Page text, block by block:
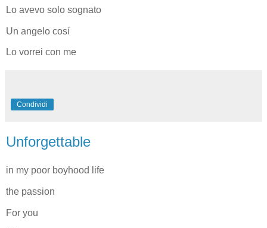
Lo avevo solo sognato
Un angelo cosí
Lo vorrei con me
Condividi
Unforgettable
in my poor boyhood life
the passion
For you